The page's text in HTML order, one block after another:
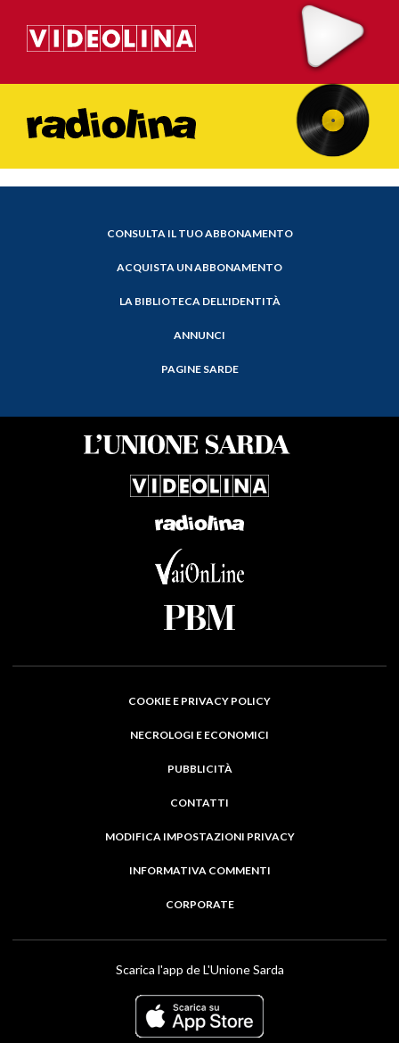
CONSULTA IL TUO ABBONAMENTO
ACQUISTA UN ABBONAMENTO
LA BIBLIOTECA DELL'IDENTITÀ
ANNUNCI
PAGINE SARDE
COOKIE E PRIVACY POLICY
NECROLOGI E ECONOMICI
PUBBLICITÀ
CONTATTI
MODIFICA IMPOSTAZIONI PRIVACY
INFORMATIVA COMMENTI
CORPORATE
Scarica l'app de L'Unione Sarda